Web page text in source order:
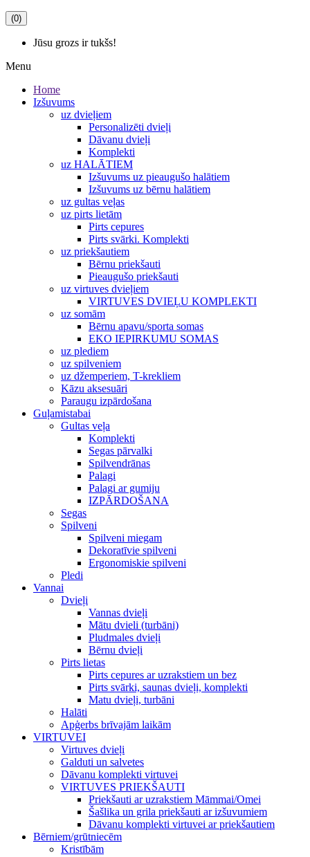
(0)
Jūsu grozs ir tukšs!
Menu
Home
Izšuvums
uz dvieļiem
Personalizēti dvieļi
Dāvanu dvieļi
Komplekti
uz HALĀTIEM
Izšuvums uz pieaugušo halātiem
Izšuvums uz bērnu halātiem
uz gultas veļas
uz pirts lietām
Pirts cepures
Pirts svārki. Komplekti
uz priekšautiem
Bērnu priekšauti
Pieaugušo priekšauti
uz virtuves dvieļiem
VIRTUVES DVIEĻU KOMPLEKTI
uz somām
Bērnu apavu/sporta somas
EKO IEPIRKUMU SOMAS
uz plediem
uz spilveniem
uz džemperiem, T-krekliem
Kāzu aksesuāri
Paraugu izpārdošana
Guļamistabai
Gultas veļa
Komplekti
Segas pārvalki
Spilvendrānas
Palagi
Palagi ar gumiju
IZPĀRDOŠANA
Segas
Spilveni
Spilveni miegam
Dekoratīvie spilveni
Ergonomiskie spilveni
Pledi
Vannai
Dvieļi
Vannas dvieļi
Mātu dvieli (turbāni)
Pludmales dvieļi
Bērnu dvieļi
Pirts lietas
Pirts cepures ar uzrakstiem un bez
Pirts svārki, saunas dvieļi, komplekti
Matu dvieļi, turbāni
Halāti
Apģerbs brīvajām laikām
VIRTUVEI
Virtuves dvieļi
Galduti un salvetes
Dāvanu komplekti virtuvei
VIRTUVES PRIEKŠAUTI
Priekšauti ar uzrakstiem Māmmai/Omei
Šašlika un grila priekšauti ar izšuvumiem
Dāvanu komplekti virtuvei ar priekšautiem
Bērniem/grūtniecēm
Kristībām